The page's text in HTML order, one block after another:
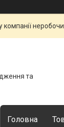
компанії
та
Головна